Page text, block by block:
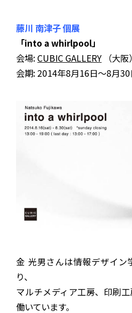
藤川 南津子 個展
「into a whirlpool」
会場: CUBIC GALLERY（大阪）
会期: 2014年8月16日～8月
金 光男さんは情報デザイン
り、
マルチメディア工房、印刷
働いています。